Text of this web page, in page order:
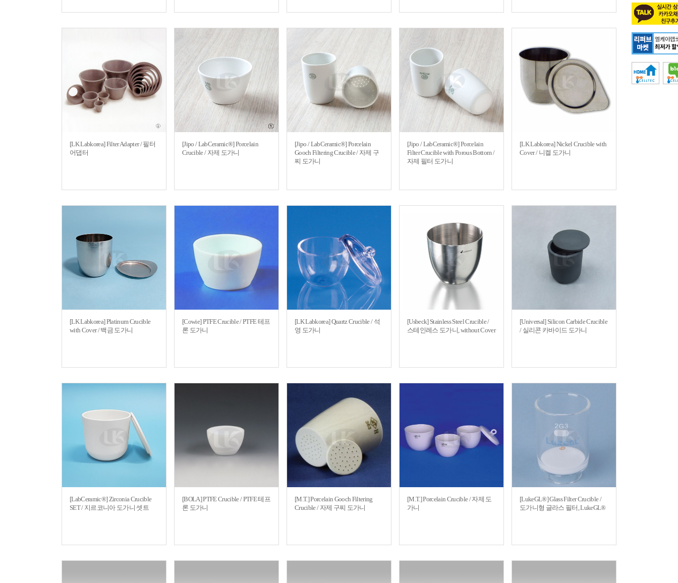
[LK Labkorea] Filter Adapter / 필터
어댑터
[Jipo / LabCeramic®] Porcelain
Crucible / 자제 도가니
[Jipo / LabCeramic®] Porcelain
Gooch Filtering Crucible / 자제 구
찌 도가니
[Jipo / LabCeramic®] Porcelain
Filter Crucible with Porous Bottom /
자제 필터 도가니
[LK Labkorea] Nickel Crucible with
Cover / 니켈 도가니
[LK Labkorea] Platinum Crucible
with Cover / 백금 도가니
[Cowie] PTFE Crucible / PTFE 테프
론 도가니
[LK Labkorea] Quartz Crucible / 석
영 도가니
[Usbeck] Stainless Steel Crucible /
스테인레스 도가니, without Cover
[Universal] Silicon Carbide Crucible
/ 실리콘 카바이드 도가니
[LabCeramic®] Zirconia Crucible
SET / 지르코니아 도가니 셋트
[BOLA] PTFE Crucible / PTFE 테프
론 도가니
[M.T.] Porcelain Gooch Filtering
Crucible / 자제 구찌 도가니
[M.T.] Porcelain Crucible / 자제 도
가니
[LukeGL®] Glass Filter Crucible /
도가니형 글라스 필터, LukeGL®